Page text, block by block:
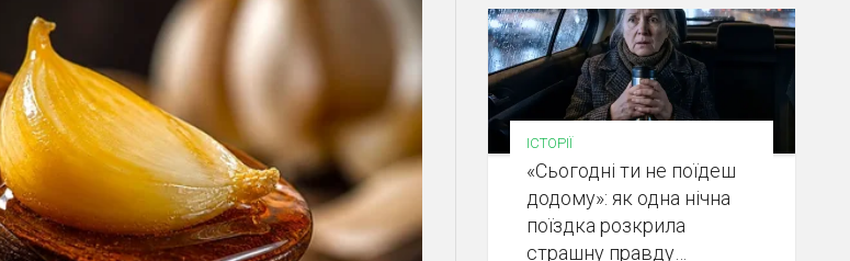
ІСТОРІЇ
«Сьогодні ти не поїдеш
додому»: як одна нічна
поїздка розкрила
страшну правду…